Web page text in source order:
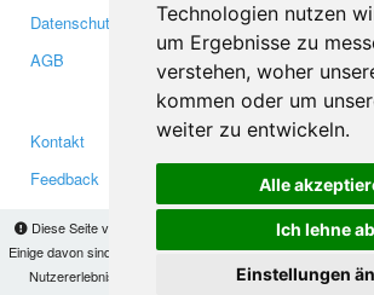
Technologien nutzen
um Ergebnisse zu
verstehen, woher
kommen oder um
weiter zu entwickeln.
Alle
Ich lehne ab
Einstellungen
Diese Seite verwendet Cookies, um Informationen auf
Einige davon sind notwendig, damit unsere Seite funktioniert,
Nutzererlebnis zu verbessern. Mit der Nutzung dieser
Datenschutzerklärung
AGB
Investoren
Medien
Kontakt
Feedback
Facebook
Twitter
YouTube
Google+